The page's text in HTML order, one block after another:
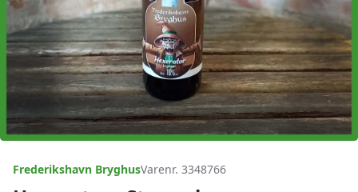
Frederikshavn BryghusVarenr. 3348766